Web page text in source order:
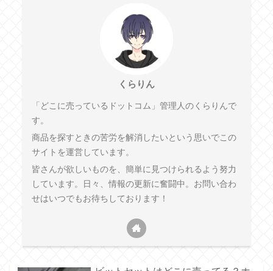
くらりん
「どこに売っているドットコム」管理人のくらりんで
す。
商品を探すときの苦労を解消したいという思いでこの
サイトを運営しています。
皆さんが欲しいものを、簡単に見つけられるよう努力
しています。日々、情報の更新に奮闘中。お問い合わ
せはいつでもお待ちしております！